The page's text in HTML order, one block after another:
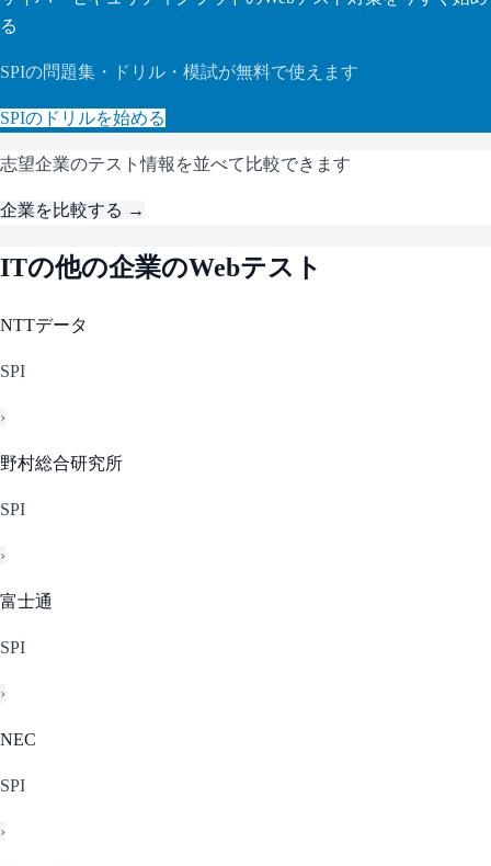
る
SPIの問題集・ドリル・模試が無料で使えます
SPIのドリルを始める
志望企業のテスト情報を並べて比較できます
企業を比較する →
ITの他の企業のWebテスト
NTTデータ
SPI
›
野村総合研究所
SPI
›
富士通
SPI
›
NEC
SPI
›